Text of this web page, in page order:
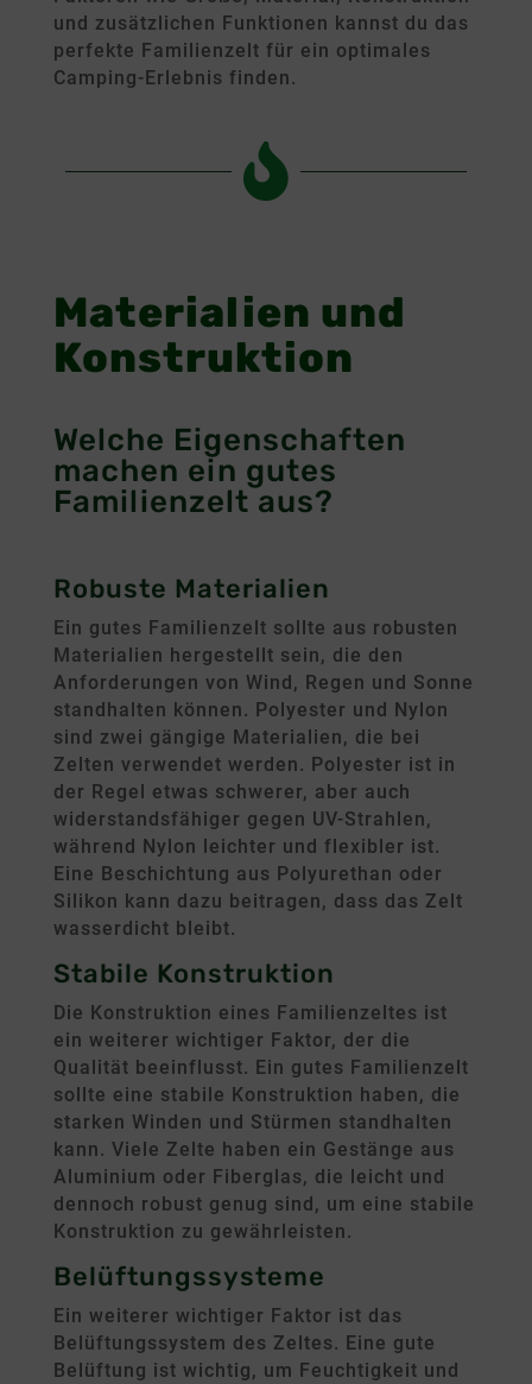
und zusätzlichen Funktionen kannst du das
perfekte Familienzelt für ein optimales
Camping-Erlebnis finden.

Materialien und
Konstruktion
Welche Eigenschaften
machen ein gutes
Familienzelt aus?
Robuste Materialien
Ein gutes Familienzelt sollte aus robusten
Materialien hergestellt sein, die den
Anforderungen von Wind, Regen und Sonne
standhalten können. Polyester und Nylon
sind zwei gängige Materialien, die bei
Zelten verwendet werden. Polyester ist in
der Regel etwas schwerer, aber auch
widerstandsfähiger gegen UV-Strahlen,
während Nylon leichter und flexibler ist.
Eine Beschichtung aus Polyurethan oder
Silikon kann dazu beitragen, dass das Zelt
wasserdicht bleibt.
Stabile Konstruktion
Die Konstruktion eines Familienzeltes ist
ein weiterer wichtiger Faktor, der die
Qualität beeinflusst. Ein gutes Familienzelt
sollte eine stabile Konstruktion haben, die
starken Winden und Stürmen standhalten
kann. Viele Zelte haben ein Gestänge aus
Aluminium oder Fiberglas, die leicht und
dennoch robust genug sind, um eine stabile
Konstruktion zu gewährleisten.
Belüftungssysteme
Ein weiterer wichtiger Faktor ist das
Belüftungssystem des Zeltes. Eine gute
Belüftung ist wichtig, um Feuchtigkeit und